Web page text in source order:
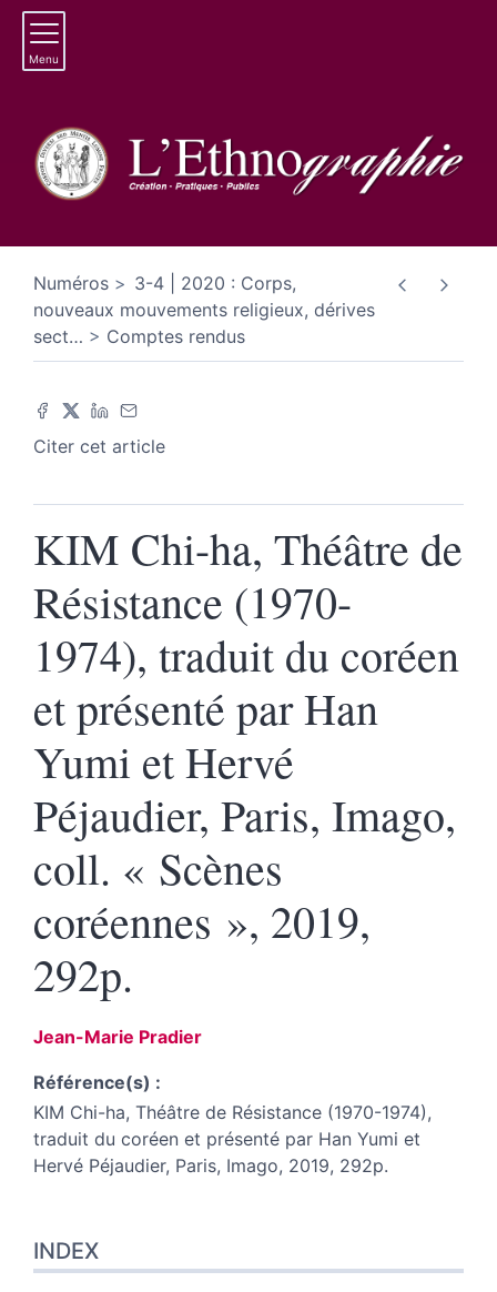
Menu
Numéros
3-4 | 2020 : Corps,
nouveaux mouvements religieux, dérives
sect… Comptes rendus
Citer cet article
KIM Chi-ha, Théâtre de
Résistance (1970-
1974), traduit du coréen
et présenté par Han
Yumi et Hervé
Péjaudier, Paris, Imago,
coll. « Scènes
coréennes », 2019,
292p.
Jean-Marie Pradier
Référence(s) :
KIM Chi-ha, Théâtre de Résistance (1970-1974),
traduit du coréen et présenté par Han Yumi et
Hervé Péjaudier, Paris, Imago, 2019, 292p.
Plan
Texte
INDEX